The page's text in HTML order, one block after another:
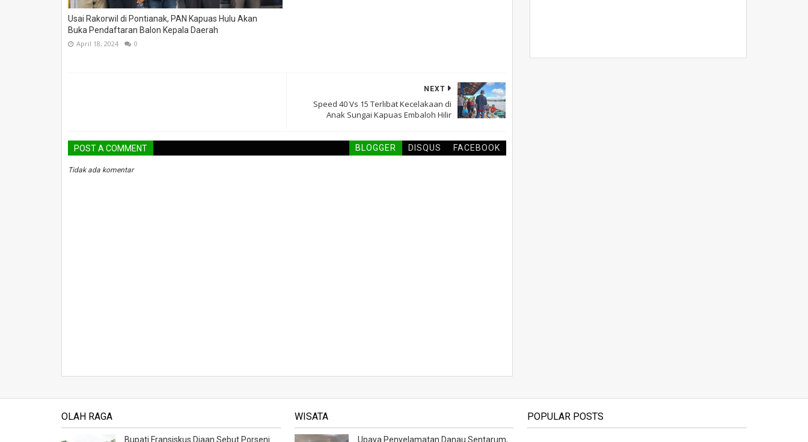
Usai Rakorwil di Pontianak, PAN Kapuas Hulu Akan
Buka Pendaftaran Balon Kepala Daerah
April 18, 2024 0
NEXT
Speed 40 Vs 15 Terlibat Kecelakaan di
Anak Sungai Kapuas Embaloh Hilir
POST A COMMENT BLOGGER DISQUS FACEBOOK
Tidak ada komentar
OLAH RAGA
Bupati Fransiskus Diaan Sebut Porseni
WISATA
Upaya Penyelamatan Danau Sentarum,
POPULAR POSTS